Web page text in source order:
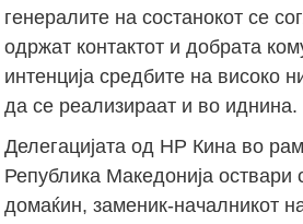
генералите на состанокот се
одржат контактот и добрата
интенција средбите на високо
да се реализираат и во иднина.
Делегацијата од НР Кина во
Република Македонија оствари
домаќин, заменик-началникот